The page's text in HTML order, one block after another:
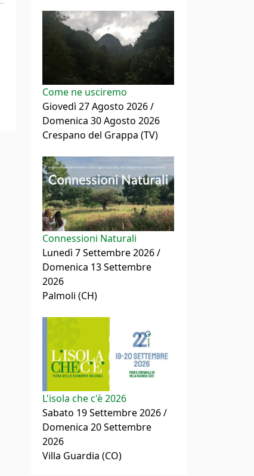
Come ne usciremo
Giovedì 27 Agosto 2026 /
Domenica 30 Agosto 2026
Crespano del Grappa (TV)
Connessioni Naturali
Lunedì 7 Settembre 2026 /
Domenica 13 Settembre
2026
Palmoli (CH)
L'isola che c'è 2026
Sabato 19 Settembre 2026 /
Domenica 20 Settembre
2026
Villa Guardia (CO)